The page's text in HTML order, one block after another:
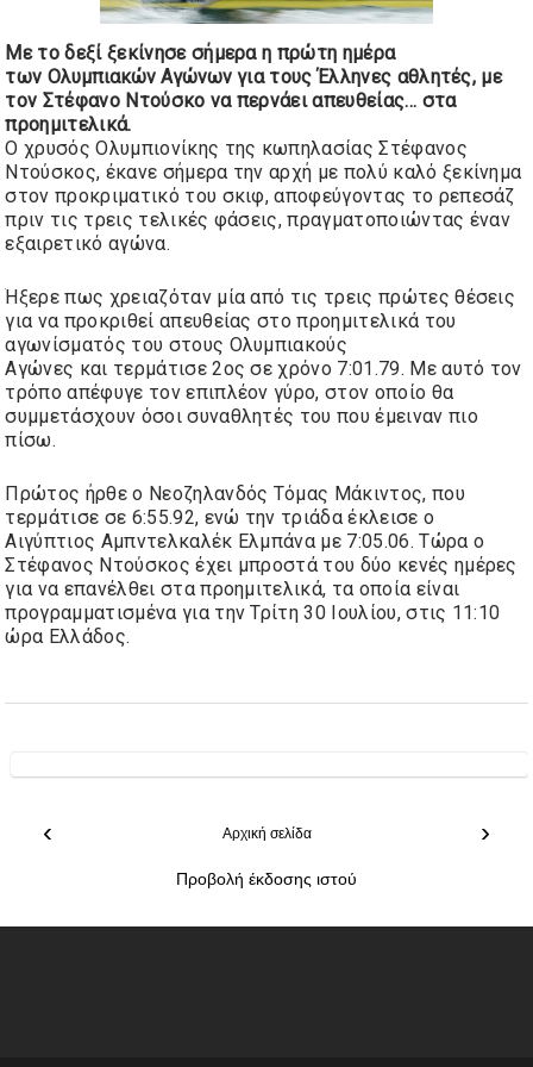
Με το δεξί ξεκίνησε σήμερα η πρώτη ημέρα
των Ολυμπιακών Αγώνων για τους Έλληνες αθλητές, με
τον Στέφανο Ντούσκο να περνάει απευθείας... στα
προημιτελικά.
Ο χρυσός Ολυμπιονίκης της κωπηλασίας Στέφανος
Ντούσκος, έκανε σήμερα την αρχή με πολύ καλό ξεκίνημα
στον προκριματικό του σκιφ, αποφεύγοντας το ρεπεσάζ
πριν τις τρεις τελικές φάσεις, πραγματοποιώντας έναν
εξαιρετικό αγώνα.
Ήξερε πως χρειαζόταν μία από τις τρεις πρώτες θέσεις
για να προκριθεί απευθείας στο προημιτελικά του
αγωνίσματός του στους Ολυμπιακούς
Αγώνες και τερμάτισε 2ος σε χρόνο 7:01.79. Με αυτό τον
τρόπο απέφυγε τον επιπλέον γύρο, στον οποίο θα
συμμετάσχουν όσοι συναθλητές του που έμειναν πιο
πίσω.
Πρώτος ήρθε ο Νεοζηλανδός Τόμας Μάκιντος, που
τερμάτισε σε 6:55.92, ενώ την τριάδα έκλεισε ο
Αιγύπτιος Αμπντελκαλέκ Ελμπάνα με 7:05.06. Τώρα ο
Στέφανος Ντούσκος έχει μπροστά του δύο κενές ημέρες
για να επανέλθει στα προημιτελικά, τα οποία είναι
προγραμματισμένα για την Τρίτη 30 Ιουλίου, στις 11:10
ώρα Ελλάδος.
‹ ›
Αρχική σελίδα
Προβολή έκδοσης ιστού